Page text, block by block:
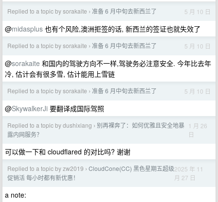
Replied to a topic by sorakaite › 准备 6 月中旬去新西兰了 5 月 10 日
@midasplus 也有个风险,澳洲拒签的话, 新西兰的签证也就失效了
Replied to a topic by sorakaite › 准备 6 月中旬去新西兰了 5 月 10 日
@sorakaite 和国内的驾驶方向不一样,驾驶务必注意安全. 今年比去年
冷, 估计会有很多雪, 估计能用上雪链
Replied to a topic by sorakaite › 准备 6 月中旬去新西兰了 5 月 10 日
@SkywalkerJi 要翻译成国际驾照
Replied to a topic by dushixiang › 别再裸奔了：如何优雅且安全地暴
露内网服务？
1 月 26
日
可以做一下和 cloudflared 的对比吗? 谢谢
Replied to a topic by zw2019 › CloudCone(CC) 黑色星期五超级
促销活 每小时都有新优惠！
2025 年 11
月 27 日
a note: